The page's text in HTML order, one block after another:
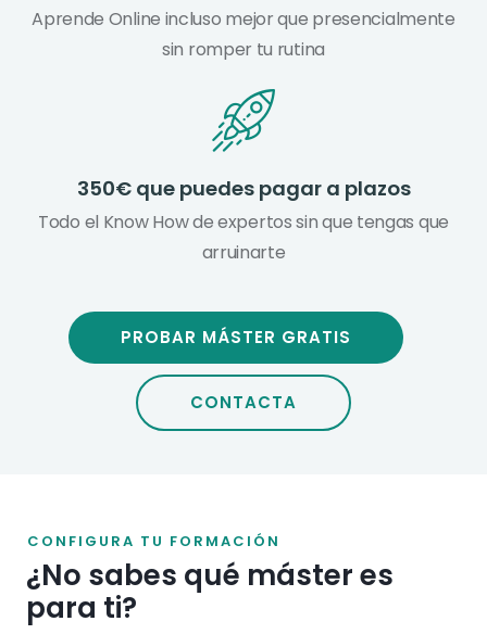
Aprende Online incluso mejor que presencialmente
sin romper tu rutina
350€ que puedes pagar a plazos
Todo el Know How de expertos sin que tengas que
arruinarte
PROBAR MÁSTER GRATIS
CONTACTA
CONFIGURA TU FORMACIÓN
¿No sabes qué máster es
para ti?